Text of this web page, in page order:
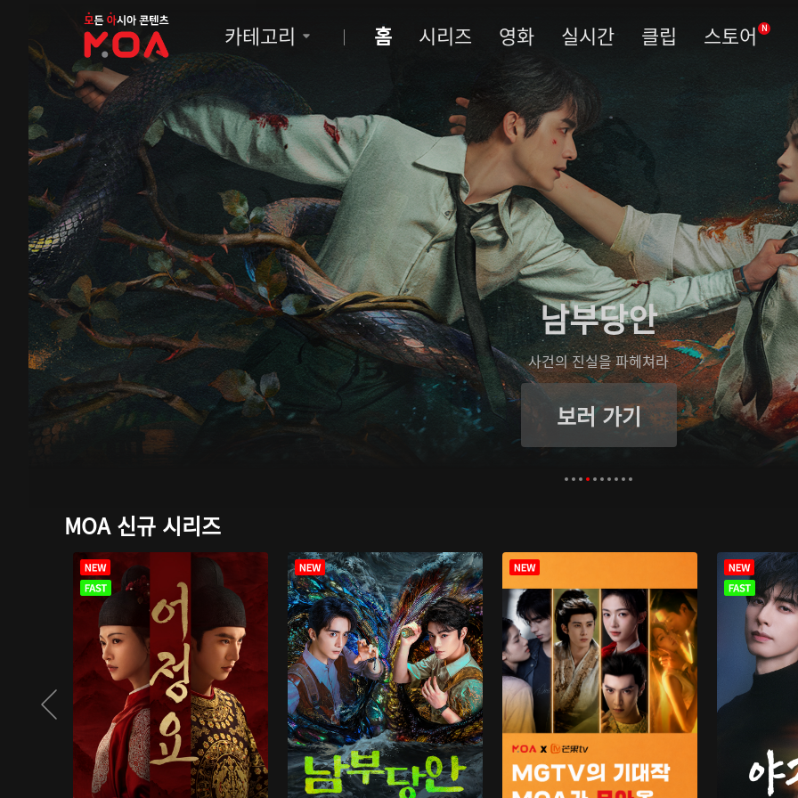
MOA
카테고리 홈 시리즈 영화 실시간 클립 스토어 N
남부당안
사건의 진실을 파헤쳐라
보러 가기
MOA 신규 시리즈